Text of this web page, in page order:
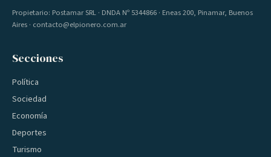
Propietario: Postamar SRL · DNDA Nº 5344866 · Eneas 200, Pinamar, Buenos
Aires · contacto@elpionero.com.ar
Secciones
Política
Sociedad
Economía
Deportes
Turismo